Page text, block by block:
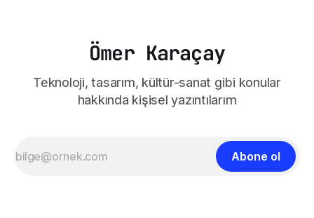
Ömer Karaçay
Teknoloji, tasarım, kültür-sanat gibi konular
hakkında kişisel yazıntılarım
Abone ol